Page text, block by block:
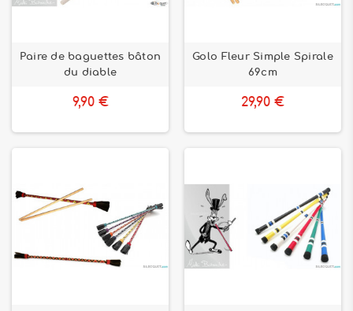
Paire de baguettes bâton
du diable
9,90 €
Golo Fleur Simple Spirale
69cm
29,90 €